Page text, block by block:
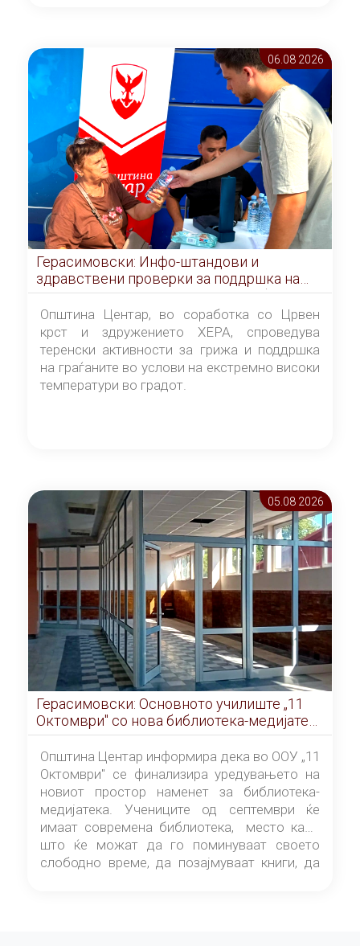
06.08 2026
Герасимовски: Инфо-штандови и
здравствени проверки за поддршка на
граѓаните во услови на топлотен бран
Општина Центар, во соработка со Црвен
крст и здружението ХЕРА, спроведува
теренски активности за грижа и поддршка
на граѓаните во услови на екстремно високи
температури во градот.
05.08 2026
Герасимовски: Основното училиште „11
Октомври" со нова библиотека-медијатека
од септември
Општина Центар информира дека во ООУ „11
Октомври" се финализира уредувањето на
новиот простор наменет за библиотека-
медијатека. Учениците од септември ќе
имаат современа библиотека, место каде
што ќе можат да го поминуваат своето
слободно време, да позајмуваат книги, да